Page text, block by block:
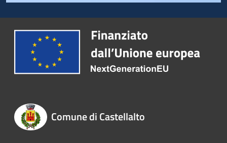
Comune di Castellalto